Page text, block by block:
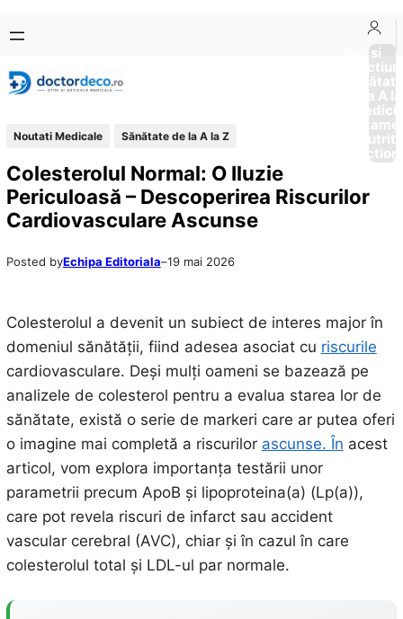
conținut
content
Boli si
Afectiuni
Sănătate
de la A
Noutati Medicale Sănătate de la A la Z
Colesterolul Normal: O Iluzie
Periculoasă – Descoperirea Riscurilor
Cardiovasculare Ascunse
Posted byEchipa Editoriala–19 mai 2026
Colesterolul a devenit un subiect de interes major în
domeniul sănătății, fiind adesea asociat cu riscurile
cardiovasculare. Deși mulți oameni se bazează pe
analizele de colesterol pentru a evalua starea lor de
sănătate, există o serie de markeri care ar putea oferi
o imagine mai completă a riscurilor ascunse. În acest
articol, vom explora importanța testării unor
parametrii precum ApoB și lipoproteina(a) (Lp(a)),
care pot revela riscuri de infarct sau accident
vascular cerebral (AVC), chiar și în cazul în care
colesterolul total și LDL-ul par normale.